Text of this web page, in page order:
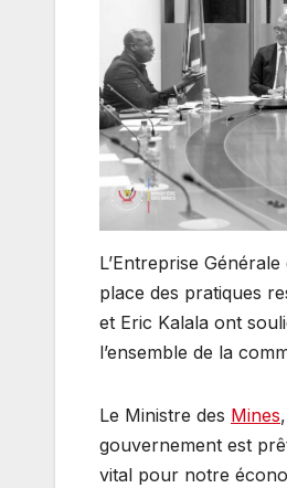
L’Entreprise
place des pratiques
et Eric Kalala ont
l’ensemble de la
Le Ministre des Mines
gouvernement est
vital pour notre